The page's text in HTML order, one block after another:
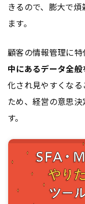
きるので、膨大で
ます。
顧客の情報管理に特
中にあるデータ全
化され見やすくな
ため、経営の意思
す。